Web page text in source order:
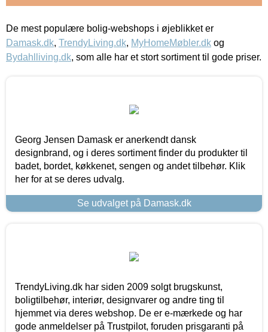
De mest populære bolig-webshops i øjeblikket er
Damask.dk, TrendyLiving.dk, MyHomeMøbler.dk og
Bydahlliving.dk, som alle har et stort sortiment til gode priser.
Georg Jensen Damask er anerkendt dansk
designbrand, og i deres sortiment finder du produkter til
badet, bordet, køkkenet, sengen og andet tilbehør. Klik
her for at se deres udvalg.
Se udvalget på Damask.dk
TrendyLiving.dk har siden 2009 solgt brugskunst,
boligtilbehør, interiør, designvarer og andre ting til
hjemmet via deres webshop. De er e-mærkede og har
gode anmeldelser på Trustpilot, foruden prisgaranti på